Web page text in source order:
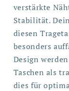
verstärkte
Stabilität.
diesen
besonders
Design
Taschen als
dies für